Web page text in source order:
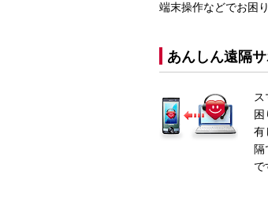
端末操作などでお困
あんしん遠隔
困
有
隔
で